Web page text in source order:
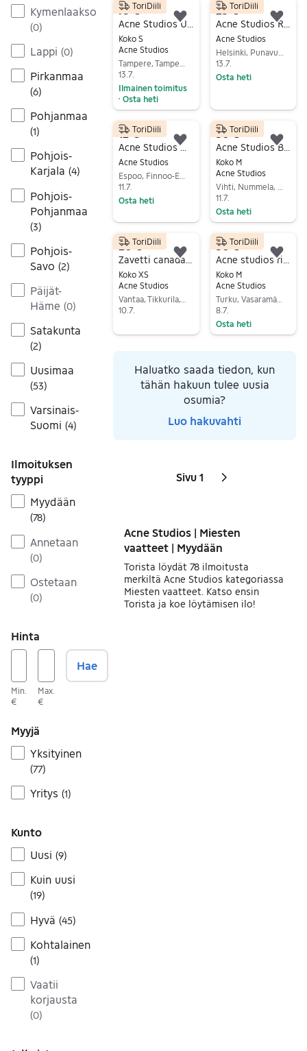
Kymenlaakso
(0)
Lappi (0)
Pirkanmaa
(6)
Pohjanmaa
(1)
Pohjois-
Karjala (4)
Pohjois-
Pohjanmaa
(3)
Pohjois-
Savo (2)
Päijät-
Häme (0)
Satakunta
(2)
Uusimaa
(53)
Varsinais-
Suomi (4)
Ilmoituksen
tyyppi
Myydään
(78)
Annetaan
(0)
Ostetaan
(0)
Hinta
Min.
€
Max.
€
Hae
Myyjä
Yksityinen
(77)
Yritys (1)
Kunto
Uusi (9)
Kuin uusi
(19)
Hyvä (45)
Kohtalainen
(1)
Vaatii
korjausta
(0)
75 €
Koko S
Acne Studios
13.7.
Ilmainen toimitus
• Osta heti
ToriDiili
Lisää suosikiksi.
25 €
Acne Studios
13.7.
Osta heti
ToriDiili
12 €
Acne Studios miesten farkut
Acne Studios
11.7.
Osta heti
ToriDiili
Lisää suosikiksi.
Siirry ilmoitukseen
50 €
Acne Studios Blå Konst “North” -farkut
Koko M
Acne Studios
11.7.
Osta heti
ToriDiili
20 €
Koko XS
Acne Studios
10.7.
ToriDiili
Lisää suosikiksi.
50 €
Koko M
Acne Studios
Turku, Vasaramäki, Varsinais-Suomi
8.7.
Osta heti
ToriDiili
Haluatko saada tiedon, kun
tähän hakuun tulee uusia
osumia?
Luo hakuvahti
Sivut
Sivu 1 Seuraava sivu
kuvake
Acne Studios | Miesten
vaatteet | Myydään
Torista löydät 78 ilmoitusta
merkiltä Acne Studios kategoriassa
Miesten vaatteet. Katso ensin
Torista ja koe löytämisen ilo!